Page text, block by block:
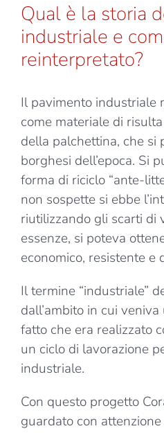
Qual è la storia
industriale e
reinterpretato?
Il pavimento industriale
come materiale di
della palchettina, che si
borghesi dell’epoca. Si
forma di riciclo “ante-
non sospette si ebbe
riutilizzando gli scarti di
essenze, si poteva
economico, resistente e
Il termine “industriale”
dall’ambito in cui
fatto che era realizzato
un ciclo di lavorazione
industriale.
Con questo progetto
guardato con attenzione